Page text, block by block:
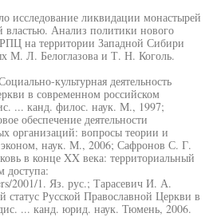
исследование ликвидации монастырей
властью. Анализ политики нового
на территории Западной Сибири
М. Л. Белоглазова и Т. Н. Коголь.
культурная деятельность
в современном российском
... канд. филос. наук. М., 1997;
обеспечение деятельности
организаций: вопросы теории и
наук. М., 2006; Сафронов С. Г.
в конце XX века: территориальный
2001/1. Яз. рус.; Тарасевич И. А.
статус Русской Православной Церкви в
... канд. юрид. наук. Тюмень, 2006.